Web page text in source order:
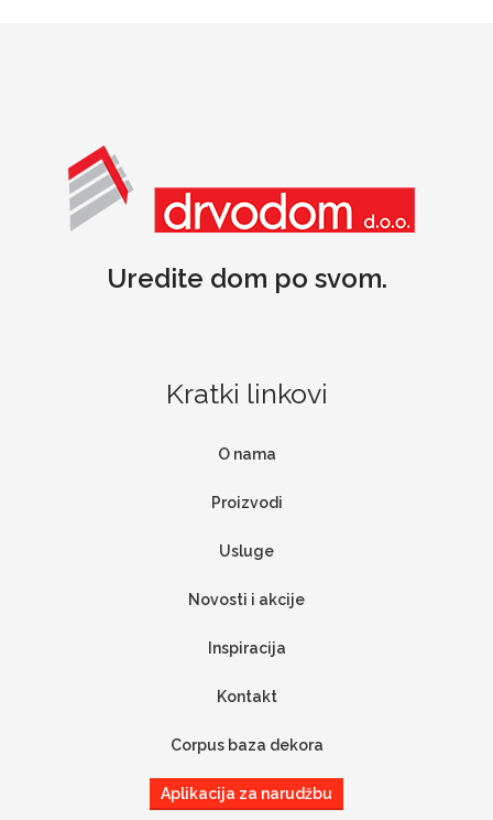
Uredite dom po svom.
Kratki linkovi
O nama
Proizvodi
Usluge
Novosti i akcije
Inspiracija
Kontakt
Corpus baza dekora
Aplikacija za narudžbu